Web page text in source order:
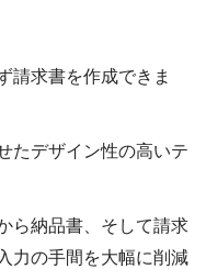
請求書を作成できま
たデザイン性の高いテ
ら納品書、そして請求
力の手間を大幅に削減